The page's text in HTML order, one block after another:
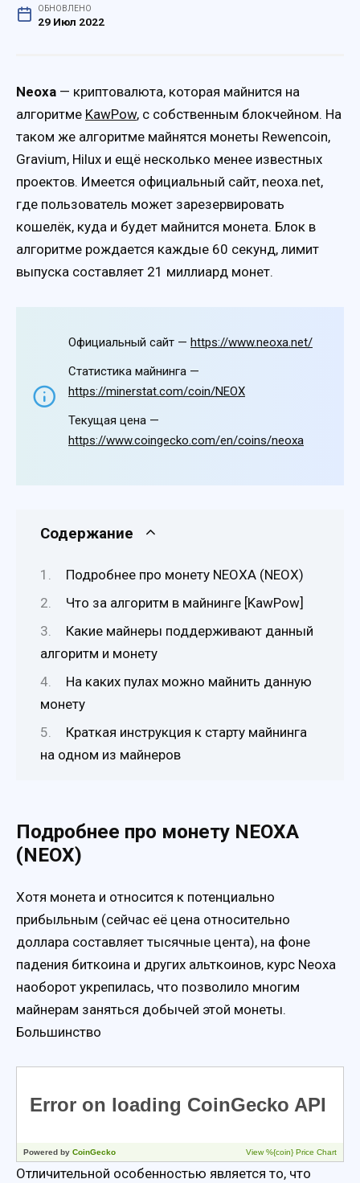
ОБНОВЛЕНО
29 Июл 2022
Neoxa — криптовалюта, которая майнится на
алгоритме KawPow, с собственным блокчейном. На
таком же алгоритме майнятся монеты Rewencoin,
Gravium, Hilux и ещё несколько менее известных
проектов. Имеется официальный сайт, neoxa.net,
где пользователь может зарезервировать
кошелёк, куда и будет майнится монета. Блок в
алгоритме рождается каждые 60 секунд, лимит
выпуска составляет 21 миллиард монет.
Официальный сайт — https://www.neoxa.net/
Статистика майнинга —
https://minerstat.com/coin/NEOX
Текущая цена —
https://www.coingecko.com/en/coins/neoxa
Содержание
Подробнее про монету NEOXA (NEOX)
Что за алгоритм в майнинге [KawPow]
Какие майнеры поддерживают данный
алгоритм и монету
На каких пулах можно майнить данную
монету
Краткая инструкция к старту майнинга
на одном из майнеров
Подробнее про монету NEOXA
(NEOX)
Хотя монета и относится к потенциально
прибыльным (сейчас её цена относительно
доллара составляет тысячные цента), на фоне
падения биткоина и других альткоинов, курс Neoxa
наоборот укрепилась, что позволило многим
майнерам заняться добычей этой монеты.
Большинство
Отличительной особенностью является то, что